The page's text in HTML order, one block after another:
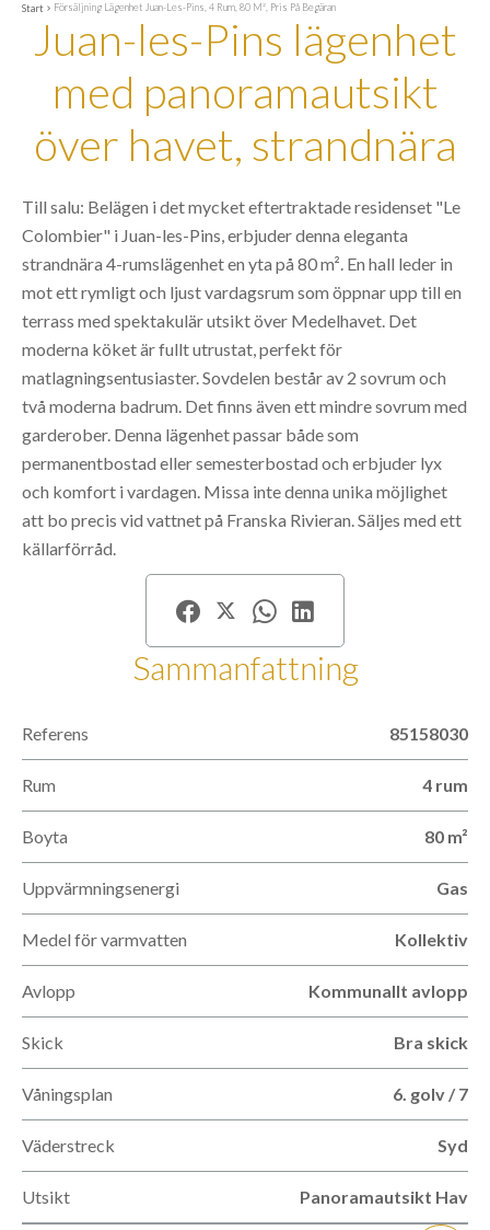
Start Försäljning Lägenhet Juan-Les-Pins, 4 Rum, 80 M², Pris På Begäran
Juan-les-Pins lägenhet
med panoramautsikt
över havet, strandnära
Till salu: Belägen i det mycket eftertraktade residenset "Le
Colombier" i Juan-les-Pins, erbjuder denna eleganta
strandnära 4-rumslägenhet en yta på 80 m². En hall leder in
mot ett rymligt och ljust vardagsrum som öppnar upp till en
terrass med spektakulär utsikt över Medelhavet. Det
moderna köket är fullt utrustat, perfekt för
matlagningsentusiaster. Sovdelen består av 2 sovrum och
två moderna badrum. Det finns även ett mindre sovrum med
garderober. Denna lägenhet passar både som
permanentbostad eller semesterbostad och erbjuder lyx
och komfort i vardagen. Missa inte denna unika möjlighet
att bo precis vid vattnet på Franska Rivieran. Säljes med ett
källarförråd.
Sammanfattning
Referens 85158030
Rum 4 rum
Boyta 80 m²
Uppvärmningsenergi Gas
Medel för varmvatten Kollektiv
Avlopp Kommunallt avlopp
Skick Bra skick
Våningsplan 6. golv / 7
Väderstreck Syd
Utsikt Panoramautsikt Hav